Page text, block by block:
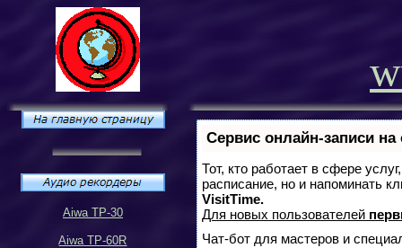
Aiwa TP-30
Aiwa TP-60R
Сервис онлайн-записи
Тот, кто работает в сфере
расписание, но и напоминать
VisitTime.
Для новых пользователей
Чат-бот для мастеров и